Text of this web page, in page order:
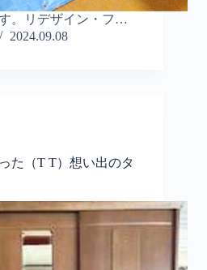
。リデザイン・フ…
2024.09.08
た（T T）想い出のタ